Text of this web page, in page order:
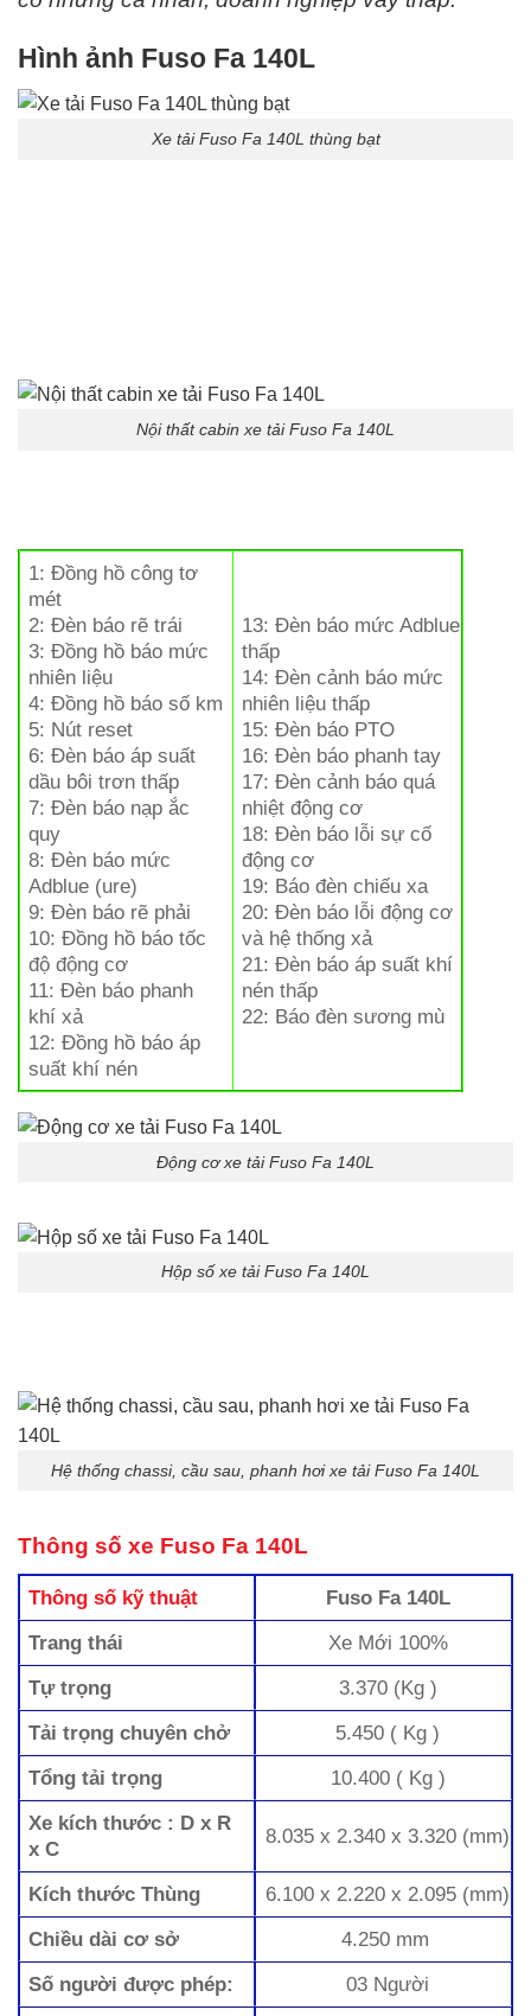
Hình ảnh Fuso Fa 140L
Xe tải Fuso Fa 140L thùng bạt
Nội thất cabin xe tải Fuso Fa 140L
1: Đồng hồ công tơ
mét
2: Đèn báo rẽ trái
3: Đồng hồ báo mức
nhiên liệu
4: Đồng hồ báo số km
5: Nút reset
6: Đèn báo áp suất
dầu bôi trơn thấp
7: Đèn báo nạp ắc
quy
8: Đèn báo mức
Adblue (ure)
9: Đèn báo rẽ phải
10: Đồng hồ báo tốc
độ động cơ
11: Đèn báo phanh
khí xả
12: Đồng hồ báo áp
suất khí nén
13: Đèn báo mức Adblue
thấp
14: Đèn cảnh báo mức
nhiên liệu thấp
15: Đèn báo PTO
16: Đèn báo phanh tay
17: Đèn cảnh báo quá
nhiệt động cơ
18: Đèn báo lỗi sự cố
động cơ
19: Báo đèn chiếu xa
20: Đèn báo lỗi động cơ
và hệ thống xả
21: Đèn báo áp suất khí
nén thấp
22: Báo đèn sương mù
Động cơ xe tải Fuso Fa 140L
Hộp số xe tải Fuso Fa 140L
Hệ thống chassi, cầu sau, phanh hơi xe tải Fuso Fa 140L
Thông số xe Fuso Fa 140L
Thông số kỹ thuật
Fuso Fa 140L
Trang thái
Xe Mới 100%
Tự trọng
3.370 (Kg )
Tải trọng chuyên chở
5.450 ( Kg )
Tổng tải trọng
10.400 ( Kg )
Xe kích thước : D x R
x C
8.035 x 2.340 x 3.320 (mm)
Kích thước Thùng
6.100 x 2.220 x 2.095 (mm)
Chiều dài cơ sở
4.250 mm
Số người được phép:
03 Người